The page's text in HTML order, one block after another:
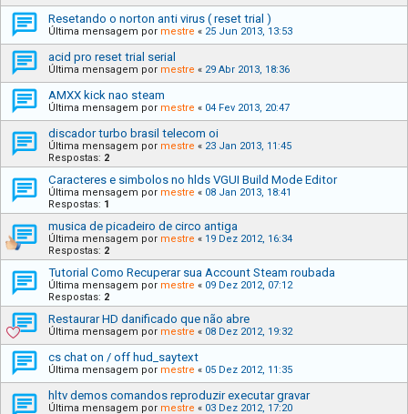
Resetando o norton anti virus ( reset trial )
Última mensagem por mestre « 25 Jun 2013, 13:53
acid pro reset trial serial
Última mensagem por mestre « 29 Abr 2013, 18:36
AMXX kick nao steam
Última mensagem por mestre « 04 Fev 2013, 20:47
discador turbo brasil telecom oi
Última mensagem por mestre « 23 Jan 2013, 11:45
Respostas: 2
Caracteres e simbolos no hlds VGUI Build Mode Editor
Última mensagem por mestre « 08 Jan 2013, 18:41
Respostas: 1
musica de picadeiro de circo antiga
Última mensagem por mestre « 19 Dez 2012, 16:34
Respostas: 2
Tutorial Como Recuperar sua Account Steam roubada
Última mensagem por mestre « 09 Dez 2012, 07:12
Respostas: 2
Restaurar HD danificado que não abre
Última mensagem por mestre « 08 Dez 2012, 19:32
cs chat on / off hud_saytext
Última mensagem por mestre « 05 Dez 2012, 11:35
hltv demos comandos reproduzir executar gravar
Última mensagem por mestre « 03 Dez 2012, 17:20